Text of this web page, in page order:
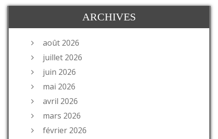
ARCHIVES
août 2026
juillet 2026
juin 2026
mai 2026
avril 2026
mars 2026
février 2026